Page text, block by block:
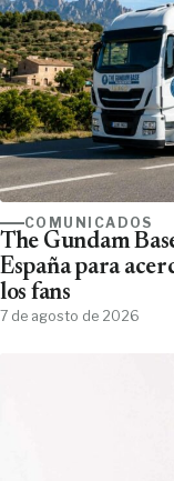
COMUNICADOS
The Gundam
España para
los fans
7 de agosto de 2026